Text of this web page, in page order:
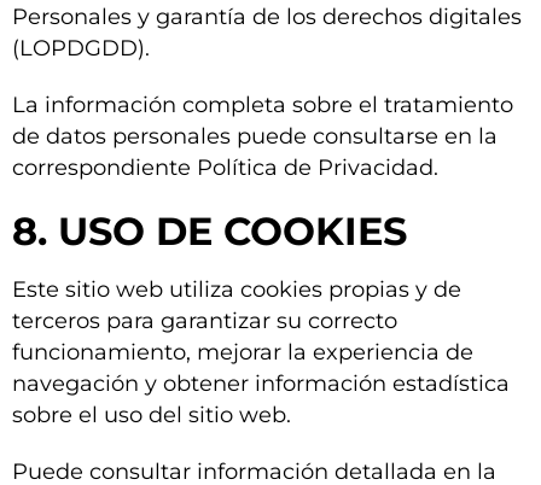
Personales y garantía de los derechos digitales
(LOPDGDD).
La información completa sobre el tratamiento
de datos personales puede consultarse en la
correspondiente Política de Privacidad.
8. USO DE COOKIES
Este sitio web utiliza cookies propias y de
terceros para garantizar su correcto
funcionamiento, mejorar la experiencia de
navegación y obtener información estadística
sobre el uso del sitio web.
Puede consultar información detallada en la